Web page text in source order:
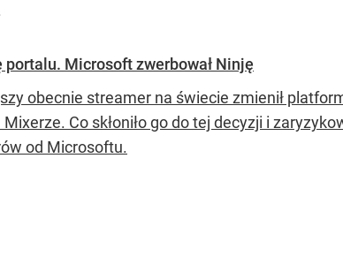
Microsoft zwerbował Ninję
obecnie streamer na świecie zmienił
Co skłoniło go do tej decyzji i
od Microsoftu.